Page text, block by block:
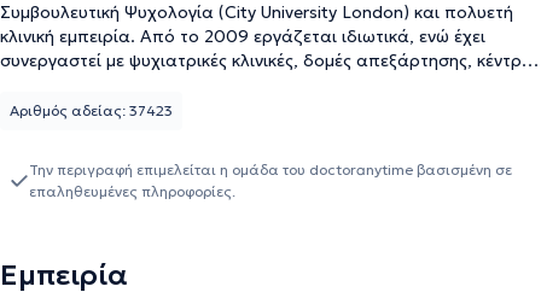
Συμβουλευτική Ψυχολογία (City University London) και πολυετή
κλινική εμπειρία. Από το 2009 εργάζεται ιδιωτικά, ενώ έχει
συνεργαστεί με ψυχιατρικές κλινικές, δομές απεξάρτησης, κέντρα
συμμετάσχει σε διεθνείς ερευνητικές δημοσιεύσεις και
πνευμονοπάθεια. Από το 2019 είναι εξωτερικός συνεργάτης της
HELLAS EAP, παρέχοντας υπηρεσίες ψυχολογικής υποστήριξης
ζευγάρια που αντιμετωπίζουν δυσκολίες στην σχέση τους ή
Αριθμός αδείας: 37423
Την περιγραφή επιμελείται η ομάδα του doctoranytime βασισμένη σε
επαληθευμένες πληροφορίες.
Εμπειρία